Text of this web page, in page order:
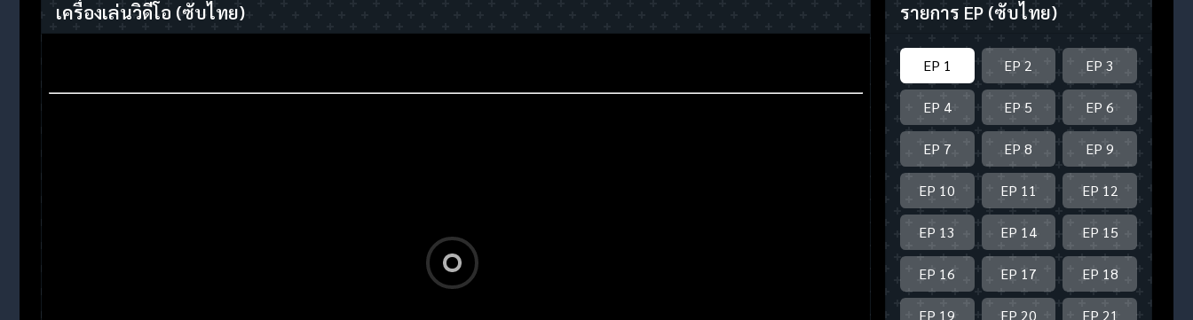
เครื่องเล่นวิดีโอ (ซับไทย) รายการ EP (ซับไทย)
EP 1 EP 2 EP 3
EP 4 EP 5 EP 6
EP 7 EP 8 EP 9
EP 10 EP 11 EP 12
EP 13 EP 14 EP 15
EP 16 EP 17 EP 18
EP 19 EP 20 EP 21